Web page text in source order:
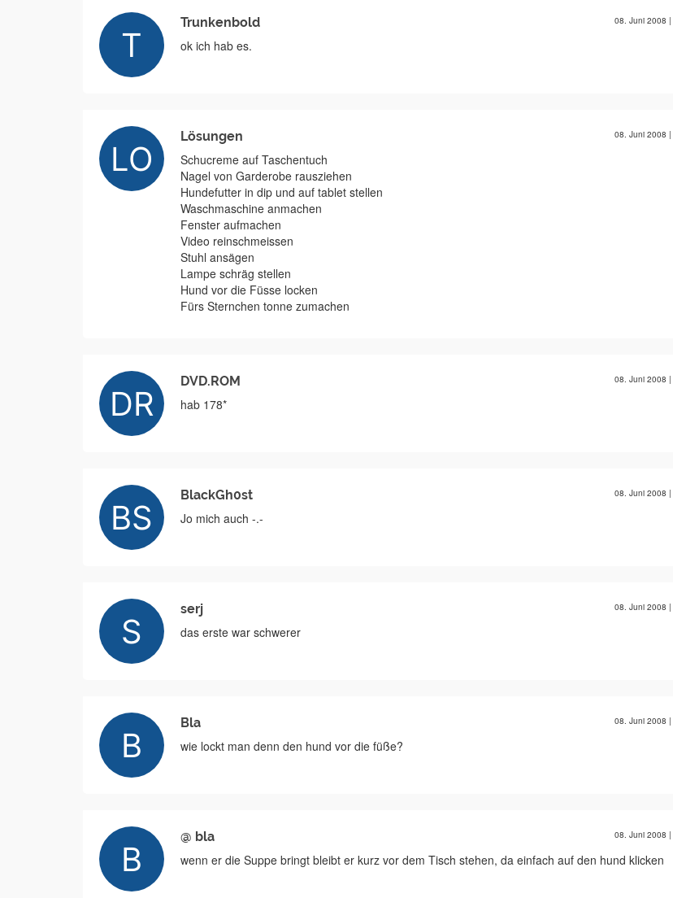
Trunkenbold 08. Juni 2008 |
ok ich hab es.
Lösungen 08. Juni 2008 |
Schucreme auf Taschentuch
Nagel von Garderobe rausziehen
Hundefutter in dip und auf tablet stellen
Waschmaschine anmachen
Fenster aufmachen
Video reinschmeissen
Stuhl ansägen
Lampe schräg stellen
Hund vor die Füsse locken
Fürs Sternchen tonne zumachen
DVD.ROM 08. Juni 2008 |
hab 178*
BlackGh0st 08. Juni 2008 |
Jo mich auch -.-
serj 08. Juni 2008 |
das erste war schwerer
Bla 08. Juni 2008 |
wie lockt man denn den hund vor die füße?
@ bla 08. Juni 2008 |
wenn er die Suppe bringt bleibt er kurz vor dem Tisch stehen, da einfach auf den hund klicken